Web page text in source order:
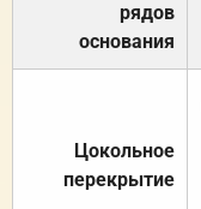
рядов
основания
Цокольное
перекрытие